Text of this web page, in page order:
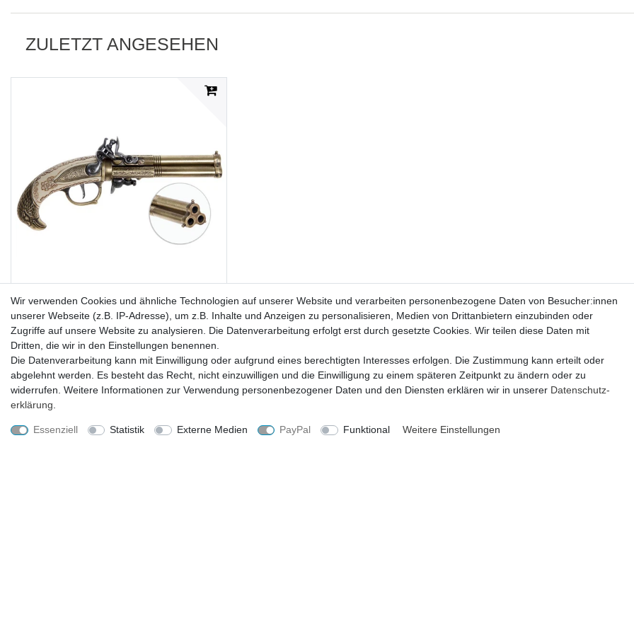
ZULETZT ANGESEHEN
Denix Replica Deutsche 3 läufige
Steinschloßpistole 1775
59,99 € *
Lieferzeit ca. 2-4 Tage
Wir verwenden Cookies und ähnliche Technologien auf unserer Website und verarbeiten personenbezogene Daten von Besucher:innen
unserer Webseite (z.B. IP-Adresse), um z.B. Inhalte und Anzeigen zu personalisieren, Medien von Drittanbietern einzubinden oder
Zugriffe auf unsere Website zu analysieren. Die Datenverarbeitung erfolgt erst durch gesetzte Cookies. Wir teilen diese Daten mit
Dritten, die wir in den Einstellungen benennen.
Die Datenverarbeitung kann mit Einwilligung oder aufgrund eines berechtigten Interesses erfolgen. Die Zustimmung kann erteilt oder
abgelehnt werden. Es besteht das Recht, nicht einzuwilligen und die Einwilligung zu einem späteren Zeitpunkt zu ändern oder zu
widerrufen. Weitere Informationen zur Verwendung personenbezogener Daten und den Diensten erklären wir in unserer Daten­schutz­
erklärung
Essenziell Statistik Externe Medien PayPal Funktional Weitere Einstellungen